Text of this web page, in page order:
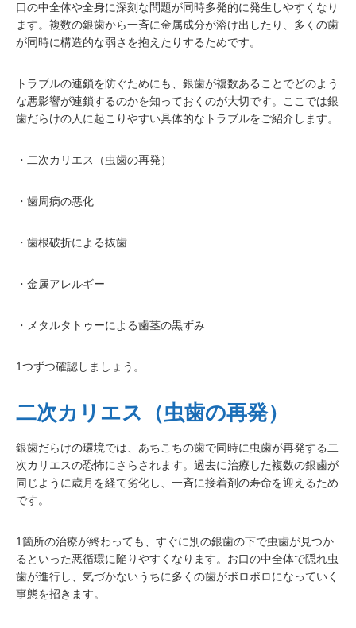
口の中全体や全身に深刻な問題が同時多発的に発生しやすくなり
ます。複数の銀歯から一斉に金属成分が溶け出したり、多くの歯
が同時に構造的な弱さを抱えたりするためです。
トラブルの連鎖を防ぐためにも、銀歯が複数あることでどのよう
な悪影響が連鎖するのかを知っておくのが大切です。ここでは銀
歯だらけの人に起こりやすい具体的なトラブルをご紹介します。
・二次カリエス（虫歯の再発）
・歯周病の悪化
・歯根破折による抜歯
・金属アレルギー
・メタルタトゥーによる歯茎の黒ずみ
1つずつ確認しましょう。
二次カリエス（虫歯の再発）
銀歯だらけの環境では、あちこちの歯で同時に虫歯が再発する二
次カリエスの恐怖にさらされます。過去に治療した複数の銀歯が
同じように歳月を経て劣化し、一斉に接着剤の寿命を迎えるため
です。
1箇所の治療が終わっても、すぐに別の銀歯の下で虫歯が見つか
るといった悪循環に陥りやすくなります。お口の中全体で隠れ虫
歯が進行し、気づかないうちに多くの歯がボロボロになっていく
事態を招きます。